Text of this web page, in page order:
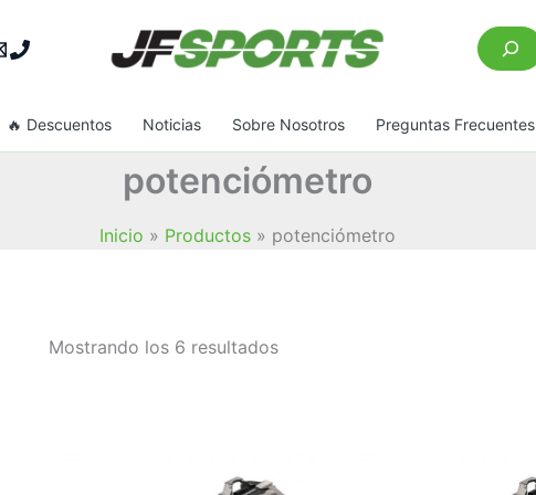
Buscar
🔥 Descuentos Noticias Sobre Nosotros Preguntas Frecuentes
potenciómetro
Inicio Productos potenciómetro
Mostrando los 6 resultadosOrdenado